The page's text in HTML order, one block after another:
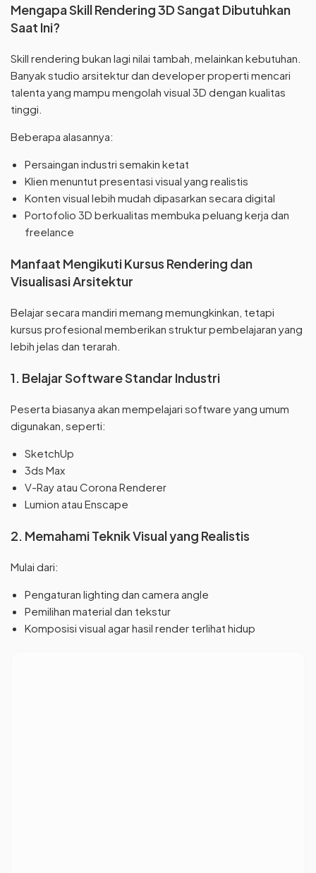
Mengapa Skill Rendering 3D Sangat Dibutuhkan
Saat Ini?
Skill rendering bukan lagi nilai tambah, melainkan kebutuhan.
Banyak studio arsitektur dan developer properti mencari
talenta yang mampu mengolah visual 3D dengan kualitas
tinggi.
Beberapa alasannya:
Persaingan industri semakin ketat
Klien menuntut presentasi visual yang realistis
Konten visual lebih mudah dipasarkan secara digital
Portofolio 3D berkualitas membuka peluang kerja dan
freelance
Manfaat Mengikuti Kursus Rendering dan
Visualisasi Arsitektur
Belajar secara mandiri memang memungkinkan, tetapi
kursus profesional memberikan struktur pembelajaran yang
lebih jelas dan terarah.
1. Belajar Software Standar Industri
Peserta biasanya akan mempelajari software yang umum
digunakan, seperti:
SketchUp
3ds Max
V-Ray atau Corona Renderer
Lumion atau Enscape
2. Memahami Teknik Visual yang Realistis
Mulai dari:
Pengaturan lighting dan camera angle
Pemilihan material dan tekstur
Komposisi visual agar hasil render terlihat hidup